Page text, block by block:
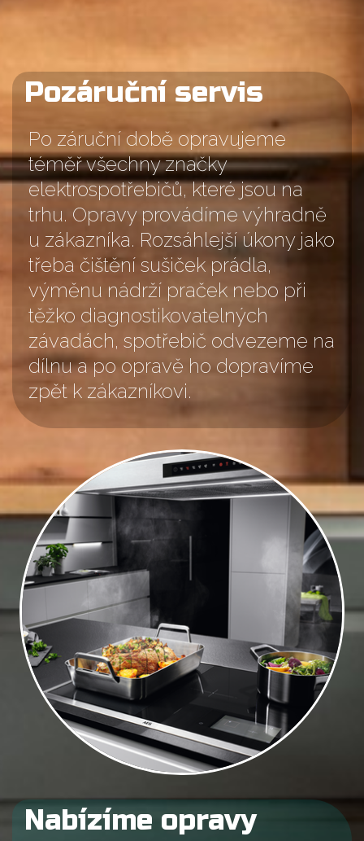
Pozáruční servis
Po záruční době opravujeme
téměř všechny značky
elektrospotřebičů, které jsou na
trhu. Opravy provádíme výhradně
u zákazníka. Rozsáhlejší úkony jako
třeba čištění sušiček prádla,
výměnu nádrží praček nebo při
těžko diagnostikovatelných
závadách, spotřebič odvezeme na
dílnu a po opravě ho dopravíme
zpět k zákazníkovi.
Nabízíme opravy